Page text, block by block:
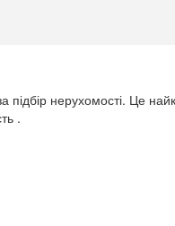
нерухомості. Це
.